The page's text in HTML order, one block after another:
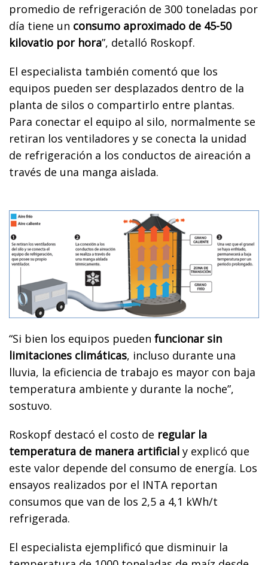
promedio de refrigeración de 300 toneladas por
día tiene un consumo aproximado de 45-50
kilovatio por hora”, detalló Roskopf.
El especialista también comentó que los
equipos pueden ser desplazados dentro de la
planta de silos o compartirlo entre plantas.
Para conectar el equipo al silo, normalmente se
retiran los ventiladores y se conecta la unidad
de refrigeración a los conductos de aireación a
través de una manga aislada.
“Si bien los equipos pueden funcionar sin
limitaciones climáticas, incluso durante una
lluvia, la eficiencia de trabajo es mayor con baja
temperatura ambiente y durante la noche”,
sostuvo.
Roskopf destacó el costo de regular la
temperatura de manera artificial y explicó que
este valor depende del consumo de energía. Los
ensayos realizados por el INTA reportan
consumos que van de los 2,5 a 4,1 kWh/t
refrigerada.
El especialista ejemplificó que disminuir la